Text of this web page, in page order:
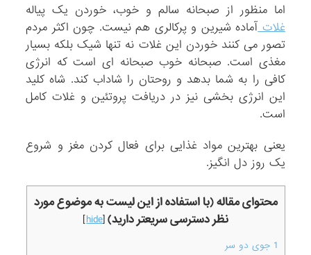
اما منظور از صبحانه سالم و خوب، خوردن یک پیاله
غلاتآماده شیرین و پرکالری هم نیست. چون اکثر مردم
تصور می کنند خوردن این غلات نه تنها شیک بلکه بسیار
مغذی است. صبحانه خوب صبحانه ای است که انرژی
کافی را به شما بدهد و روحتان را شاداب کند. شاه کلید
این انرژی بخشی نیز در دریافت پروتئین و غلات کامل
است.
یعنی بهترین مواد غذایی برای فعال کردن مغز و شروع
یک روز دل انگیز.
محتوای مقاله (با استفاده از این لیست به موضوع مورد
نظر دسترسی سریعتر دارید)[
hide
]
1 جوی دو سر